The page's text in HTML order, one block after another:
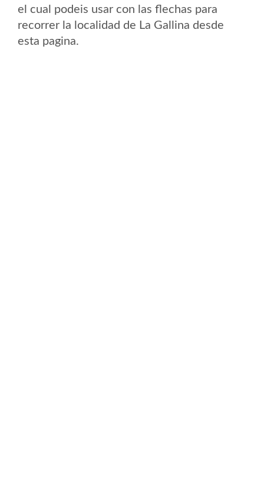
el cual podeis usar con las flechas para
recorrer la localidad de La Gallina desde
esta pagina.